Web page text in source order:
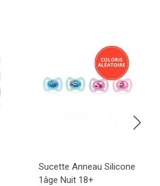
Sucette Anneau Silicone
1âge Nuit 18+